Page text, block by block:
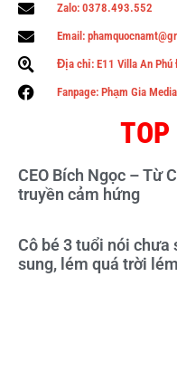
Zalo: 0378.493.552
Email:
Địa chỉ: E11 Villa An Phú
Fanpage: Phạm Gia Media
CEO Bích Ngọc – Từ
truyền cảm hứng
Cô bé 3 tuổi nói chưa
sung, lém quá trời